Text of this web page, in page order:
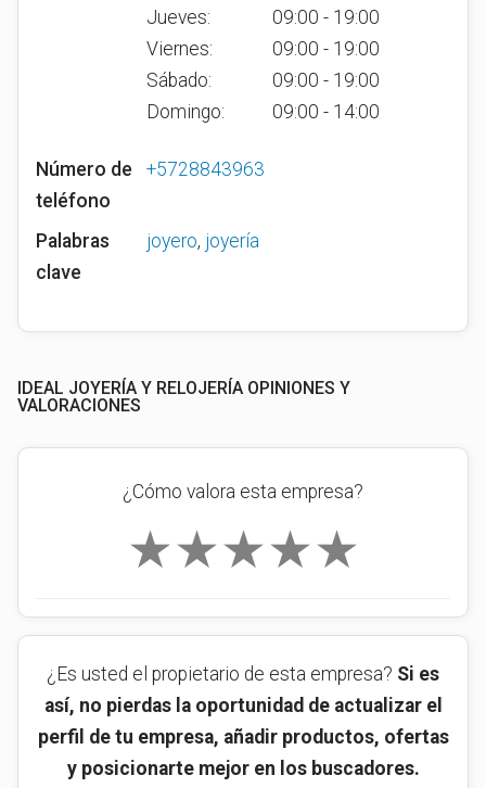
Jueves:
09:00 - 19:00
Viernes:
09:00 - 19:00
Sábado:
09:00 - 19:00
Domingo:
09:00 - 14:00
Número de
teléfono
+5728843963
Palabras
clave
joyero, joyería
IDEAL JOYERÍA Y RELOJERÍA OPINIONES Y
VALORACIONES
¿Cómo valora esta empresa?
★
★
★
★
★
¿Es usted el propietario de esta empresa? Si es
así, no pierdas la oportunidad de actualizar el
perfil de tu empresa, añadir productos, ofertas
y posicionarte mejor en los buscadores.